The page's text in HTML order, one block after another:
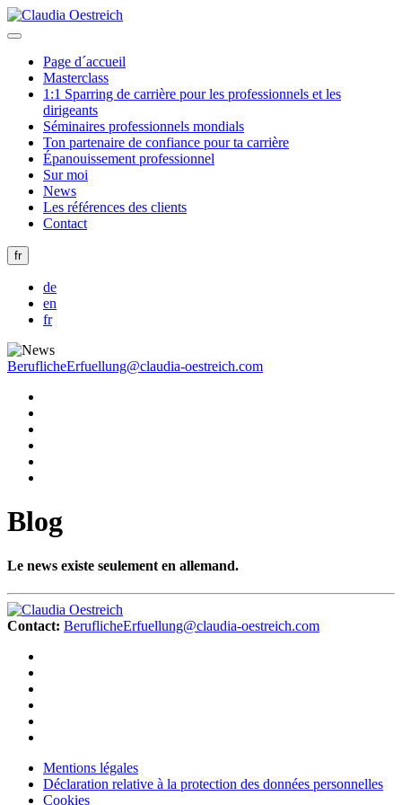
Page d´accueil
Masterclass
1:1 Sparring de carrière pour les professionnels et les
dirigeants
Séminaires professionnels mondials
Ton partenaire de confiance pour ta carrière
Épanouissement professionnel
Sur moi
News
Les références des clients
Contact
fr
de
en
fr
BeruflicheErfuellung@claudia-oestreich.com
Blog
Le news existe seulement en allemand.
Contact: BeruflicheErfuellung@claudia-oestreich.com
Mentions légales
Déclaration relative à la protection des données personnelles
Cookies